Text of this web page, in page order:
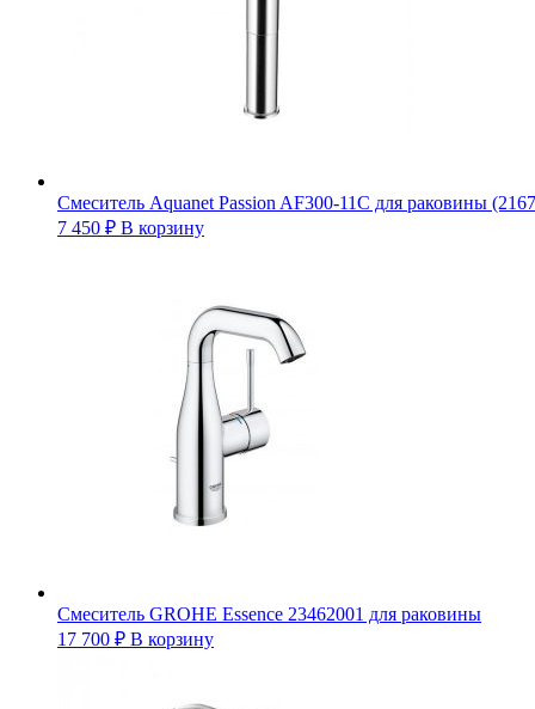
Смеситель Aquanet Passion AF300-11C для раковины
7 450 ₽ В корзину
Смеситель GROHE Essence 23462001 для раковины
17 700 ₽ В корзину